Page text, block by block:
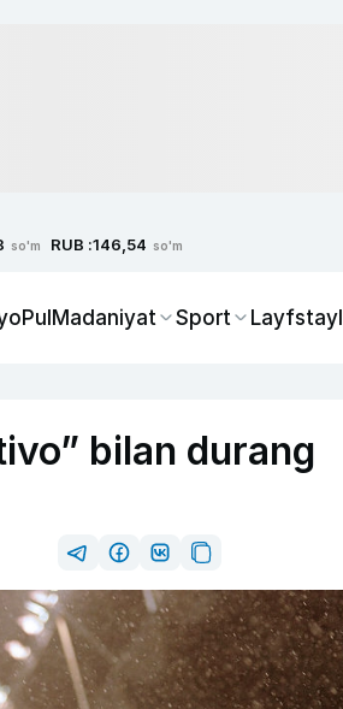
so'm RUB :146,54 so'm
PulMadaniyat Sport Layfstayl
bilan durang